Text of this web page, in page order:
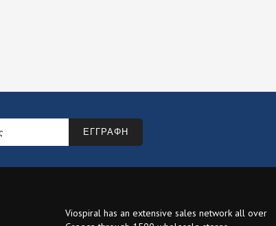
ΕΓΓΡΑΦΗ
Viospiral has an extensive sales network all over